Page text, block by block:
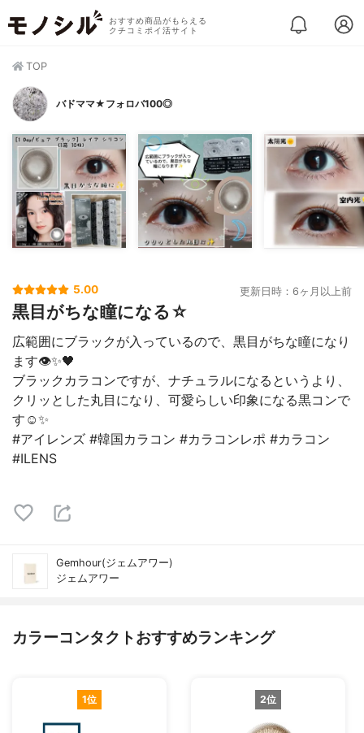
おすすめ商品がもらえる
クチコミポイ活サイト
TOP
バドママ★フォロバ100◎
5.00 更新日時：6ヶ月以上前
黒目がちな瞳になる☆
広範囲にブラックが入っているので、黒目がちな瞳になり
ます👁️✨🖤
ブラックカラコンですが、ナチュラルになるというより、
クリッとした丸目になり、可愛らしい印象になる黒コンで
す☺️✨
#アイレンズ #韓国カラコン #カラコンレポ #カラコン
#ILENS
Gemhour(ジェムアワー)
ジェムアワー
カラーコンタクトおすすめランキング
1位 2位